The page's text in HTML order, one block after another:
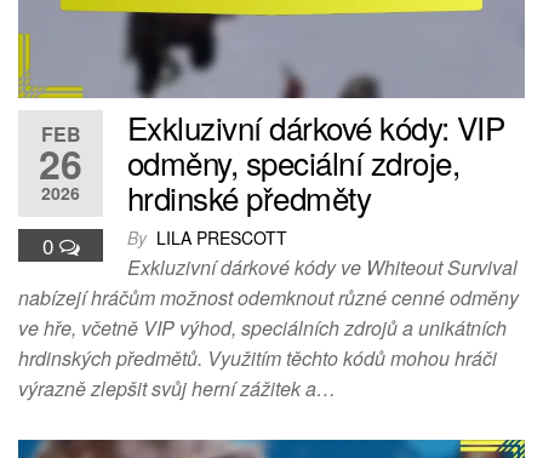
FEB
26
2026
0
Exkluzivní dárkové kódy: VIP
odměny, speciální zdroje,
hrdinské předměty
By LILA PRESCOTT
Exkluzivní dárkové kódy ve Whiteout Survival
nabízejí hráčům možnost odemknout různé cenné odměny
ve hře, včetně VIP výhod, speciálních zdrojů a unikátních
hrdinských předmětů. Využitím těchto kódů mohou hráči
výrazně zlepšit svůj herní zážitek a…